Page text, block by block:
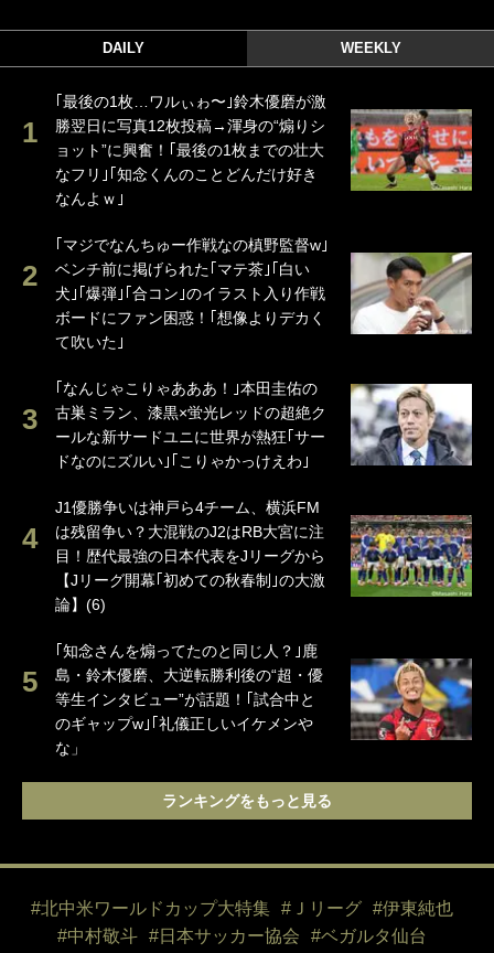
DAILY WEEKLY
｢最後の1枚…ワルぃゎ〜｣鈴木優磨が激
勝翌日に写真12枚投稿→渾身の“煽りシ
ョット”に興奮！｢最後の1枚までの壮大
なフリ｣｢知念くんのことどんだけ好き
なんよｗ｣
｢マジでなんちゅー作戦なの槙野監督w｣
ベンチ前に掲げられた｢マテ茶｣｢白い
犬｣｢爆弾｣｢合コン｣のイラスト入り作戦
ボードにファン困惑！｢想像よりデカく
て吹いた｣
｢なんじゃこりゃあああ！｣本田圭佑の
古巣ミラン、漆黒×蛍光レッドの超絶ク
ールな新サードユニに世界が熱狂｢サー
ドなのにズルい｣｢こりゃかっけえわ｣
J1優勝争いは神戸ら4チーム、横浜FM
は残留争い？大混戦のJ2はRB大宮に注
目！歴代最強の日本代表をJリーグから
【Jリーグ開幕｢初めての秋春制｣の大激
論】(6)
｢知念さんを煽ってたのと同じ人？｣鹿
島・鈴木優磨、大逆転勝利後の“超・優
等生インタビュー”が話題！｢試合中と
のギャップw｣｢礼儀正しいイケメンや
な」
ランキングをもっと見る
#北中米ワールドカップ大特集 #Ｊリーグ
#伊東純也
#中村敬斗
#日本サッカー協会
#ベガルタ仙台